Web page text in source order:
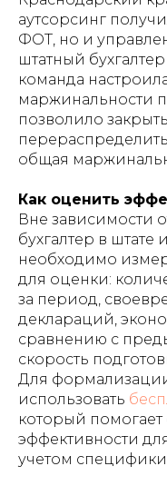
аутсорсинг
ФОТ, но и
штатный
команда
маржинальности
позволило
общая
Как оценить
Вне зависимости
бухгалтер в штате
необходимо
для оценки:
за период,
деклараций,
сравнению с
скорость
Для
использовать
который помогает
эффективности
учетом специфики